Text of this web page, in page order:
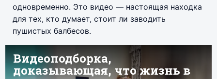
одновременно. Это видео — настоящая находка
для тех, кто думает, стоит ли заводить
пушистых балбесов.